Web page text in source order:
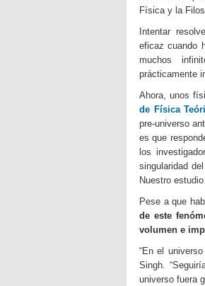
Física y la
Intentar
eficaz cuando
muchos
prácticamente
Ahora, unos
de Física
pre-universo
es que
los
singularidad
Nuestro
Pese a que
de este
volumen e
“En el
Singh.
universo fuera